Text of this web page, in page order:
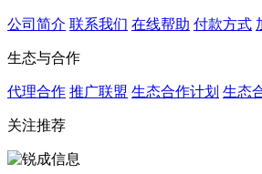
公司简介 联系我们 在线帮助 付款方式
生态与合作
代理合作 推广联盟 生态合作计划 生态
关注推荐